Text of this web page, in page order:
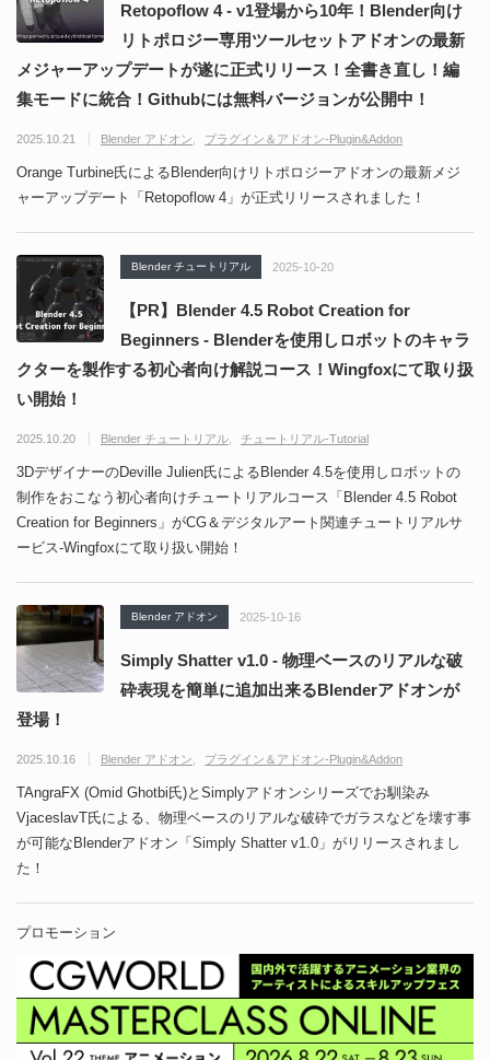
Retopoflow 4 - v1登場から10年！Blender向け
リトポロジー専用ツールセットアドオンの最新
メジャーアップデートが遂に正式リリース！全書き直し！編
集モードに統合！Githubには無料バージョンが公開中！
2025.10.21 Blender アドオン プラグイン＆アドオン-Plugin&Addon
Orange Turbine氏によるBlender向けリトポロジーアドオンの最新メジ
ャーアップデート「Retopoflow 4」が正式リリースされました！
Blender チュートリアル 2025-10-20
【PR】Blender 4.5 Robot Creation for
Beginners - Blenderを使用しロボットのキャラ
クターを製作する初心者向け解説コース！Wingfoxにて取り扱
い開始！
2025.10.20 Blender チュートリアル チュートリアル-Tutorial
3DデザイナーのDeville Julien氏によるBlender 4.5を使用しロボットの
制作をおこなう初心者向けチュートリアルコース「Blender 4.5 Robot
Creation for Beginners」がCG＆デジタルアート関連チュートリアルサ
ービス-Wingfoxにて取り扱い開始！
Blender アドオン 2025-10-16
Simply Shatter v1.0 - 物理ベースのリアルな破
砕表現を簡単に追加出来るBlenderアドオンが
登場！
2025.10.16 Blender アドオン プラグイン＆アドオン-Plugin&Addon
TAngraFX (Omid Ghotbi氏)とSimplyアドオンシリーズでお馴染み
VjaceslavT氏による、物理ベースのリアルな破砕でガラスなどを壊す事
が可能なBlenderアドオン「Simply Shatter v1.0」がリリースされまし
た！
プロモーション